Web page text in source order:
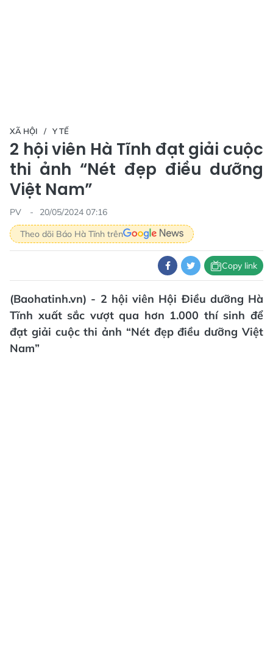
XÃ HỘI Y TẾ
2 hội viên Hà Tĩnh đạt giải cuộc
thi ảnh “Nét đẹp điều dưỡng
Việt Nam”
PV
20/05/2024 07:16
Theo dõi Báo Hà Tĩnh trên
Copy link
(Baohatinh.vn) - 2 hội viên Hội Điều dưỡng Hà
Tĩnh xuất sắc vượt qua hơn 1.000 thí sinh để
đạt giải cuộc thi ảnh “Nét đẹp điều dưỡng Việt
Nam”